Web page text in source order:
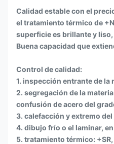
Calidad estable con el
el tratamiento térmico de
superficie es brillante y
Buena capacidad que
Control de calidad:
1. inspección entrante de la
2. segregación de la
confusión de acero del
3. calefacción y extremo
4. dibujo frío o el laminar,
5. tratamiento térmico: